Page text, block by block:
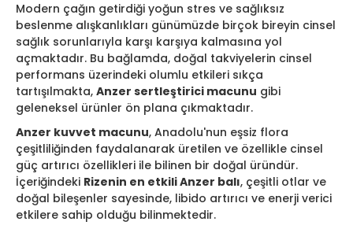
Modern çağın getirdiği yoğun stres ve sağlıksız
beslenme alışkanlıkları günümüzde birçok bireyin cinsel
sağlık sorunlarıyla karşı karşıya kalmasına yol
açmaktadır. Bu bağlamda, doğal takviyelerin cinsel
performans üzerindeki olumlu etkileri sıkça
tartışılmakta, Anzer sertleştirici macunu gibi
geleneksel ürünler ön plana çıkmaktadır.
Anzer kuvvet macunu, Anadolu'nun eşsiz flora
çeşitliliğinden faydalanarak üretilen ve özellikle cinsel
güç artırıcı özellikleri ile bilinen bir doğal üründür.
İçeriğindeki Rizenin en etkili Anzer balı, çeşitli otlar ve
doğal bileşenler sayesinde, libido artırıcı ve enerji verici
etkilere sahip olduğu bilinmektedir.